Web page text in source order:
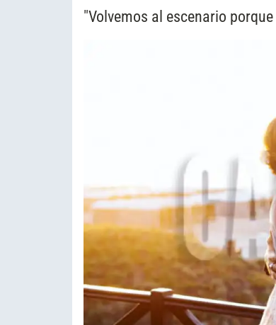
"Volvemos al escenario